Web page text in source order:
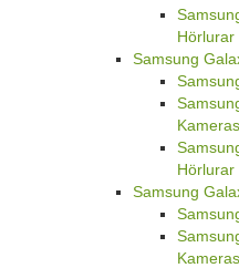
Hörlurar
Samsung
Hörlurar
Samsung